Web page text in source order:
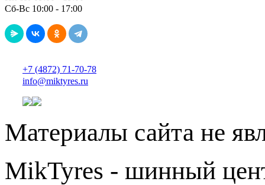
Сб-Вс 10:00 - 17:00
+7 (4872) 71-70-78
info@miktyres.ru
Материалы сайта не
MikTyres - шинный